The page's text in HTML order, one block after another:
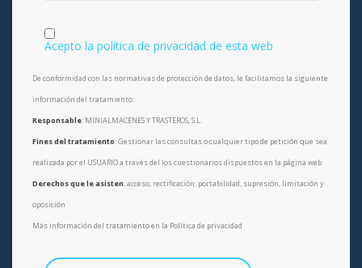
Acepto la política de privacidad de esta web
De conformidad con las normativas de protección de datos, le facilitamos la siguiente
información del tratamiento:
Responsable: MINIALMACENES Y TRASTEROS, S.L.
Fines del tratamiento: Gestionar las consultas o cualquier tipo de petición que sea
realizada por el USUARIO a través del los cuestionarios dispuestos en la página web
Derechos que le asisten: acceso, rectificación, portabilidad, supresión, limitación y
oposición
Más información del tratamiento en la Política de privacidad